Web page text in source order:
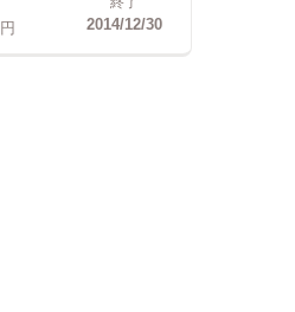
円 2014/12/30